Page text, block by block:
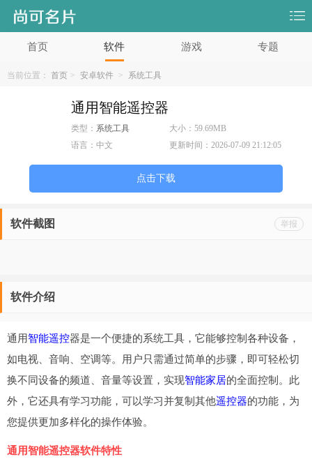
首页 软件 游戏 专题
当前位置： 首页 > 安卓软件 > 系统工具
通用智能遥控器
类型： 系统工具 大小：59.69MB
语言： 中文 更新时间：2026-07-09 21:12:05
点击下载
举报
软件截图
软件介绍
通用智能遥控器是一个便捷的系统工具，它能够控制各种设备，
如电视、音响、空调等。用户只需通过简单的步骤，即可轻松切
换不同设备的频道、音量等设置，实现智能家居的全面控制。此
外，它还具有学习功能，可以学习并复制其他遥控器的功能，为
您提供更加多样化的操作体验。
通用智能遥控器软件特性